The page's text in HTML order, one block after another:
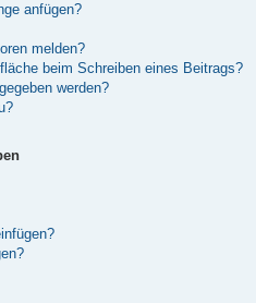
anfügen?
melden?
beim Schreiben eines Beitrags?
werden?